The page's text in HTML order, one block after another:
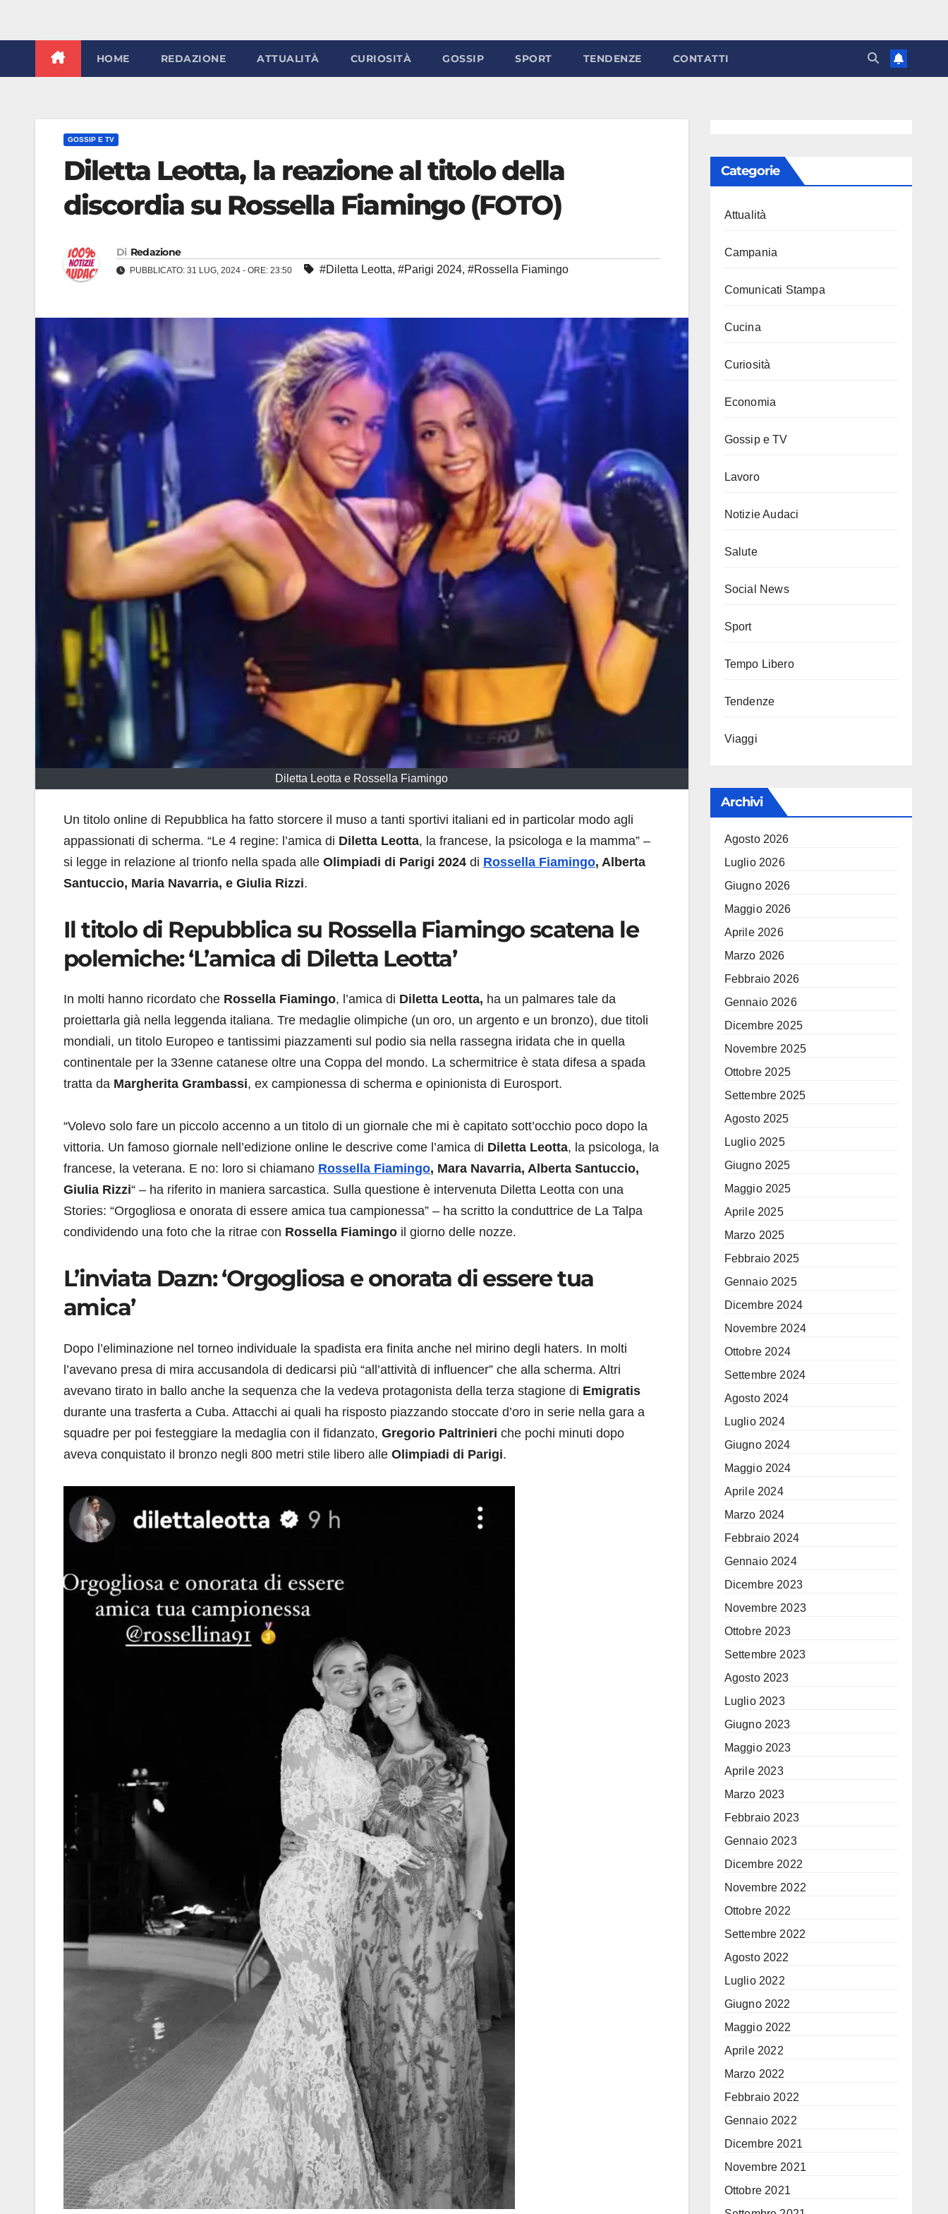
HOME REDAZIONE ATTUALITÀ CURIOSITÀ GOSSIP SPORT TENDENZE CONTATTI
GOSSIP E TV
Diletta Leotta, la reazione al titolo della
discordia su Rossella Fiamingo (FOTO)
Di Redazione
PUBBLICATO: 31 LUG, 2024 - ORE: 23:50 #Diletta Leotta, #Parigi 2024, #Rossella Fiamingo
Diletta Leotta e Rossella Fiamingo
Un titolo online di Repubblica ha fatto storcere il muso a tanti sportivi italiani ed in particolar modo agli
appassionati di scherma. “Le 4 regine: l’amica di Diletta Leotta, la francese, la psicologa e la mamma” –
si legge in relazione al trionfo nella spada alle Olimpiadi di Parigi 2024 di Rossella Fiamingo, Alberta
Santuccio, Maria Navarria, e Giulia Rizzi.
Il titolo di Repubblica su Rossella Fiamingo scatena le
polemiche: ‘L’amica di Diletta Leotta’
In molti hanno ricordato che Rossella Fiamingo, l’amica di Diletta Leotta, ha un palmares tale da
proiettarla già nella leggenda italiana. Tre medaglie olimpiche (un oro, un argento e un bronzo), due titoli
mondiali, un titolo Europeo e tantissimi piazzamenti sul podio sia nella rassegna iridata che in quella
continentale per la 33enne catanese oltre una Coppa del mondo. La schermitrice è stata difesa a spada
tratta da Margherita Grambassi, ex campionessa di scherma e opinionista di Eurosport.
“Volevo solo fare un piccolo accenno a un titolo di un giornale che mi è capitato sott’occhio poco dopo la
vittoria. Un famoso giornale nell’edizione online le descrive come l’amica di Diletta Leotta, la psicologa, la
francese, la veterana. E no: loro si chiamano Rossella Fiamingo, Mara Navarria, Alberta Santuccio,
Giulia Rizzi“ – ha riferito in maniera sarcastica. Sulla questione è intervenuta Diletta Leotta con una
Stories: “Orgogliosa e onorata di essere amica tua campionessa” – ha scritto la conduttrice de La Talpa
condividendo una foto che la ritrae con Rossella Fiamingo il giorno delle nozze.
L’inviata Dazn: ‘Orgogliosa e onorata di essere tua
amica’
Dopo l’eliminazione nel torneo individuale la spadista era finita anche nel mirino degli haters. In molti
l’avevano presa di mira accusandola di dedicarsi più “all’attività di influencer” che alla scherma. Altri
avevano tirato in ballo anche la sequenza che la vedeva protagonista della terza stagione di Emigratis
durante una trasferta a Cuba. Attacchi ai quali ha risposto piazzando stoccate d’oro in serie nella gara a
squadre per poi festeggiare la medaglia con il fidanzato, Gregorio Paltrinieri che pochi minuti dopo
aveva conquistato il bronzo negli 800 metri stile libero alle Olimpiadi di Parigi.
Categorie
Attualità
Campania
Comunicati Stampa
Cucina
Curiosità
Economia
Gossip e TV
Lavoro
Notizie Audaci
Salute
Social News
Sport
Tempo Libero
Tendenze
Viaggi
Archivi
Agosto 2026
Luglio 2026
Giugno 2026
Maggio 2026
Aprile 2026
Marzo 2026
Febbraio 2026
Gennaio 2026
Dicembre 2025
Novembre 2025
Ottobre 2025
Settembre 2025
Agosto 2025
Luglio 2025
Giugno 2025
Maggio 2025
Aprile 2025
Marzo 2025
Febbraio 2025
Gennaio 2025
Dicembre 2024
Novembre 2024
Ottobre 2024
Settembre 2024
Agosto 2024
Luglio 2024
Giugno 2024
Maggio 2024
Aprile 2024
Marzo 2024
Febbraio 2024
Gennaio 2024
Dicembre 2023
Novembre 2023
Ottobre 2023
Settembre 2023
Agosto 2023
Luglio 2023
Giugno 2023
Maggio 2023
Aprile 2023
Marzo 2023
Febbraio 2023
Gennaio 2023
Dicembre 2022
Novembre 2022
Ottobre 2022
Settembre 2022
Agosto 2022
Luglio 2022
Giugno 2022
Maggio 2022
Aprile 2022
Marzo 2022
Febbraio 2022
Gennaio 2022
Dicembre 2021
Novembre 2021
Ottobre 2021